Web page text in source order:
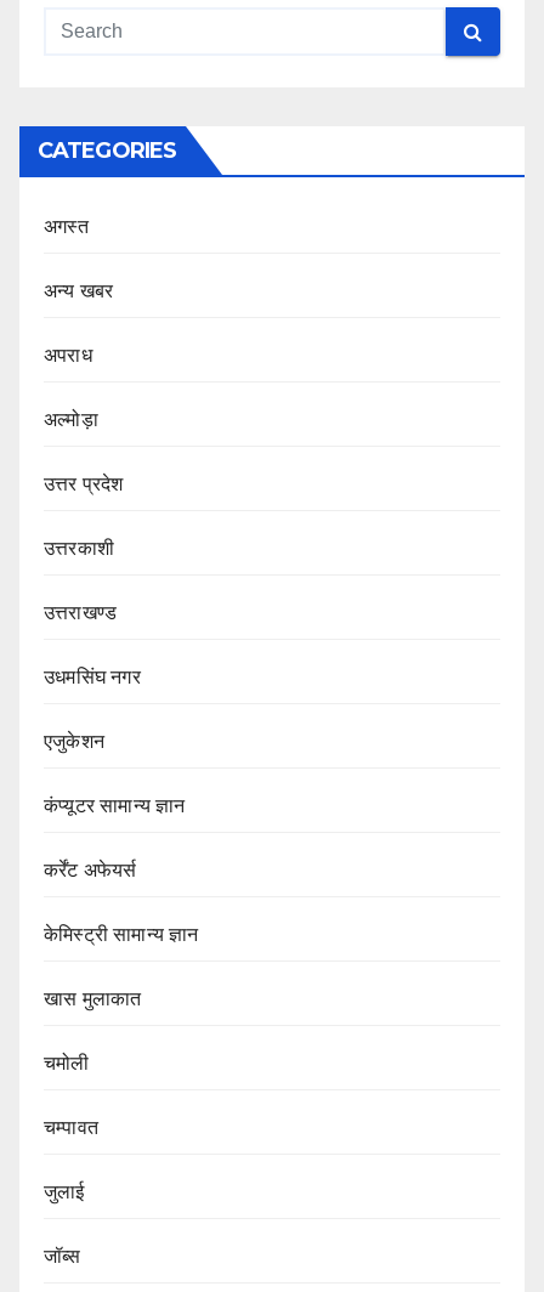
CATEGORIES
अगस्त
अन्य खबर
अपराध
अल्मोड़ा
उत्तर प्रदेश
उत्तरकाशी
उत्तराखण्ड
उधमसिंघ नगर
एजुकेशन
कंप्यूटर सामान्य ज्ञान
कर्रेंट अफेयर्स
केमिस्ट्री सामान्य ज्ञान
खास मुलाकात
चमोली
चम्पावत
जुलाई
जॉब्स